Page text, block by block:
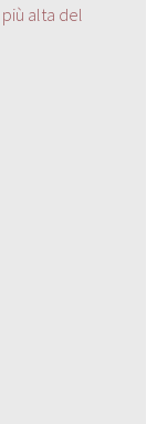
alta del